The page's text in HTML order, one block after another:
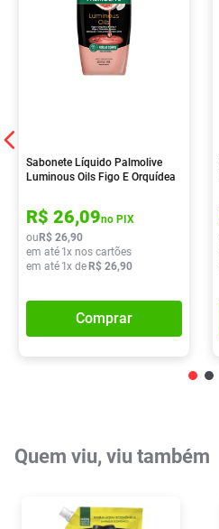
Sabonete Líquido Palmolive
Luminous Oils Figo E Orquídea
R$ 26,09no PIX
ou R$ 26,90
em até 1x nos cartões
em até 1x de R$ 26,90
Comprar
Quem viu, viu também